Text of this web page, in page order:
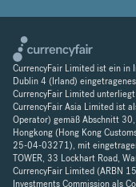
CurrencyFair Limited ist ein in
Dublin 4 (Irland)
CurrencyFair Limited
CurrencyFair Asia Limited ist
Operator) gemäß Abschnitt
Hongkong (Hong Kong
25-04-03271), mit
TOWER, 33 Lockhart Road,
CurrencyFair Limited (ARBN
Investments Commission als